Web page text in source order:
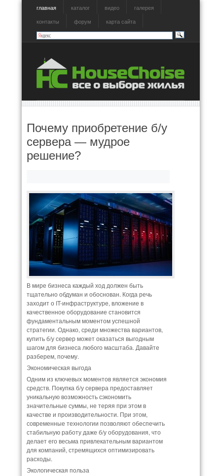
главная каталог видео
галерея
контакты
форум карта сайта
Почему приобретение б/у
сервера — мудрое
решение?
В мире бизнеса каждый ход должен быть
тщательно обдуман и обоснован. Когда речь
заходит о IT-инфраструктуре, вложение в
качественное оборудование становится
фундаментальным моментом успешной
стратегии. Однако, среди множества вариантов,
купить б/у сервер может оказаться выгодным
шагом для бизнеса любого масштаба. Давайте
разберем, почему.
Экономическая выгода
Одним из ключевых моментов является экономия
средств. Покупка б/у сервера предоставляет
уникальную возможность сэкономить
значительные суммы, не теряя при этом в
качестве и производительности. При этом,
современные технологии позволяют обеспечить
стабильную работу даже б/у оборудования, что
делает его весьма привлекательным вариантом
для компаний, стремящихся оптимизировать
расходы.
Экологическая польза